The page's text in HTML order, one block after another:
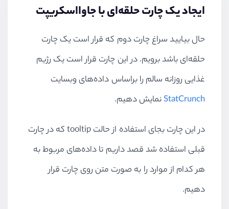
    },
options: {
display:
false
        },
title : {
display
true ,
text : 'Life
fontSize: 16,
        },
scales: {
ایجاد یک چارت حلقه‌ای با جاوااسکریپت
حال بیایید سراغ چارت دوم که قرار است یک چارت
حلقه‌ای باشد برویم. در این چارت قرار است یک رژیم
غذایی روزانه سالم را براساس داده‌های وبسایت
StatCrunchنمایش دهیم.
در این چارت بجای استفاده از حالت tooltip که در چارت
قبلی استفاده شد قصد داریم تا داده‌های مربوط به
هر کدام از موارد را به صورت متن روی چارت قرار
دهیم.